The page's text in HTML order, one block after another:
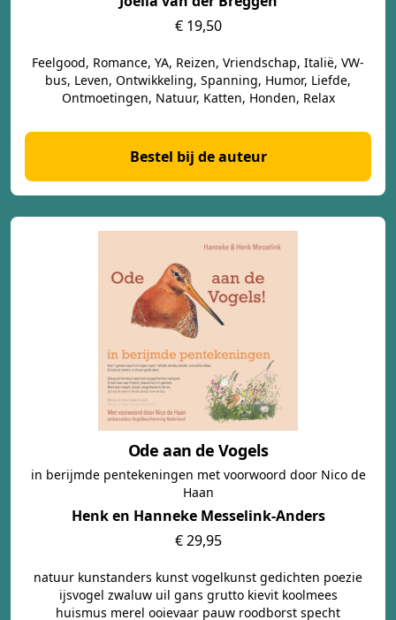
€ 19,50
Feelgood, Romance, YA, Reizen, Vriendschap, Italië, VW-
bus, Leven, Ontwikkeling, Spanning, Humor, Liefde,
Ontmoetingen, Natuur, Katten, Honden, Relax
Bestel bij de auteur
Ode aan de Vogels
in berijmde pentekeningen met voorwoord door Nico de
Haan
Henk en Hanneke Messelink-Anders
€ 29,95
natuur kunstanders kunst vogelkunst gedichten poezie
ijsvogel zwaluw uil gans grutto kievit koolmees
huismus merel ooievaar pauw roodborst specht